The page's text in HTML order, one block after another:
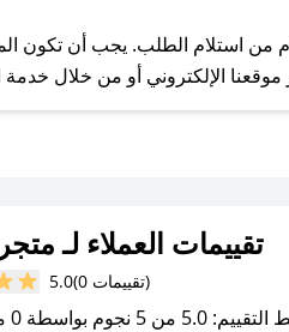
اكسبو على توفير تجربة تسوق آمنة ومريحة لعملائه، حيث يمكنك استرجاع أو استبدال المنتجات مجانًا خلال 7 أيام من استلام
تقييمات العملاء لـ
5.0 (0 تقييمات)
5 نجوم بواسطة 0 مستخدمين